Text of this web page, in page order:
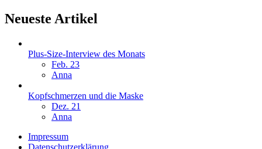
Neueste Artikel
Plus-Size-Interview des Monats
Feb. 23
Anna
Kopfschmerzen und die Maske
Dez. 21
Anna
Impressum